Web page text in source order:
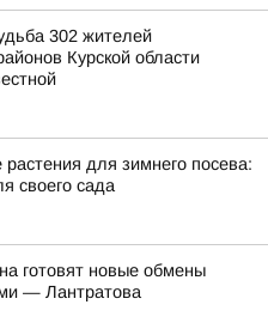
302 жителей
Курской области
растения для зимнего посева:
своего сада
готовят новые обмены
— Лантратова